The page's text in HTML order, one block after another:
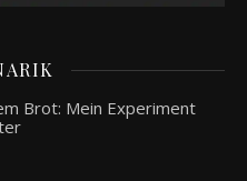
Brot: Mein Experiment